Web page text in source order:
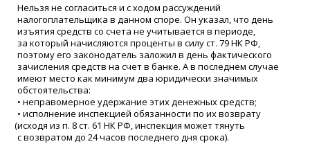
Нельзя не согласиться и с ходом рассуждений
налогоплательщика в данном споре. Он указал, что день
изъятия средств со счета не учитывается в периоде,
за который начисляются проценты в силу ст. 79 НК РФ,
поэтому его законодатель заложил в день фактического
зачисления средств на счет в банке. А в последнем случае
имеют место как минимум два юридически значимых
обстоятельства:
• неправомерное удержание этих денежных средств;
• исполнение инспекцией обязанности по их возврату
(исходя из п. 8 ст. 61 НК РФ, инспекция может тянуть
с возвратом до 24 часов последнего дня срока).